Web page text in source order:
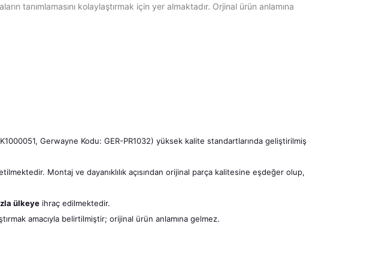
tanımlamasını kolaylaştırmak için yer almaktadır. Orjinal ürün anlamına
Gerwayne Kodu: GER-PR1032) yüksek kalite standartlarında geliştirilmiş
Montaj ve dayanıklılık açısından orijinal parça kalitesine eşdeğer olup,
ülkeye ihraç edilmektedir.
amacıyla belirtilmiştir; orijinal ürün anlamına gelmez.